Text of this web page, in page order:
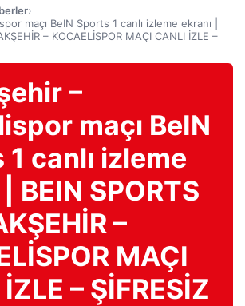
›
maçı BeIN Sports 1 canlı izleme ekranı |
– KOCAELİSPOR MAÇI CANLI İZLE –
–
maçı BeIN
canlı izleme
BEIN SPORTS
–
MAÇI
– ŞİFRESİZ